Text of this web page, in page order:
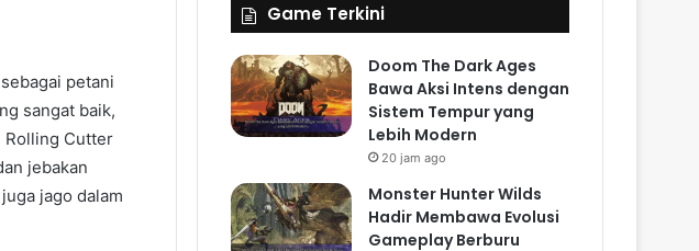
petani
sangat baik,
Rolling Cutter
jebakan
jago dalam
Game Terkini
Doom The Dark Ages
Bawa Aksi Intens dengan
Sistem Tempur yang
Lebih Modern
20 jam ago
Monster Hunter Wilds
Hadir Membawa Evolusi
Gameplay Berburu